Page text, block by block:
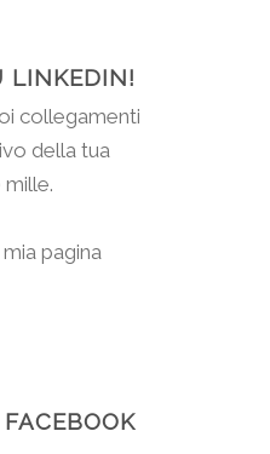
LINKEDIN!
collegamenti
della tua
mille.
pagina